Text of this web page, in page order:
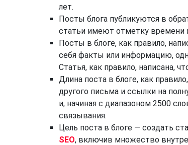
лет.
Посты блога публикуются в
статьи имеют отметку времени
Посты в блоге, как правило,
себя факты или информацию,
Статья, как правило, написана,
Длина поста в блоге, как
другого письма и ссылки на
и, начиная с диапазоном 2500
связывания.
Цель поста в блоге — создать
SEO, включив множество